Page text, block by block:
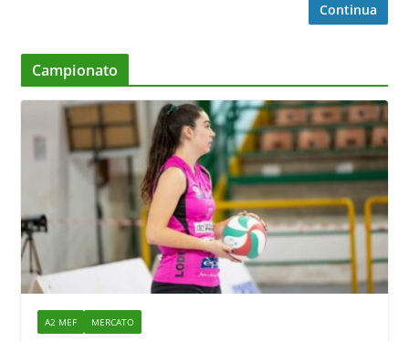
Continua
Campionato
A2 MEF MERCATO